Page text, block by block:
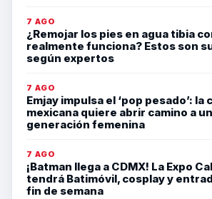
7 AGO
¿Remojar los pies en agua tibia
realmente funciona? Estos son
según expertos
7 AGO
Emjay impulsa el ‘pop pesado’: la
mexicana quiere abrir camino a
generación femenina
7 AGO
¡Batman llega a CDMX! La Expo
tendrá Batimóvil, cosplay y
fin de semana